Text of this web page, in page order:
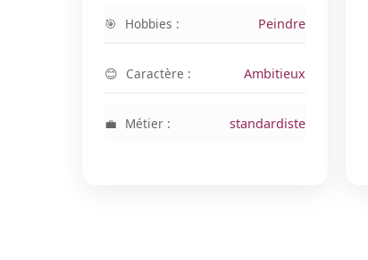
Hobbies : Peindre
Caractère : Ambitieux
Métier : standardiste